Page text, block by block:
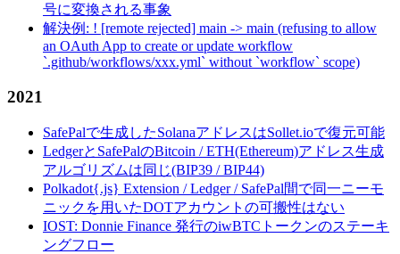
号に変換される事象
解決例: ! [remote rejected] main -> main (refusing to allow
an OAuth App to create or update workflow
`.github/workflows/xxx.yml` without `workflow` scope)
2021
SafePalで生成したSolanaアドレスはSollet.ioで復元可能
LedgerとSafePalのBitcoin / ETH(Ethereum)アドレス生成
アルゴリズムは同じ(BIP39 / BIP44)
Polkadot{.js} Extension / Ledger / SafePal間で同一ニーモ
ニックを用いたDOTアカウントの可搬性はない
IOST: Donnie Finance 発行のiwBTCトークンのステーキ
ングフロー